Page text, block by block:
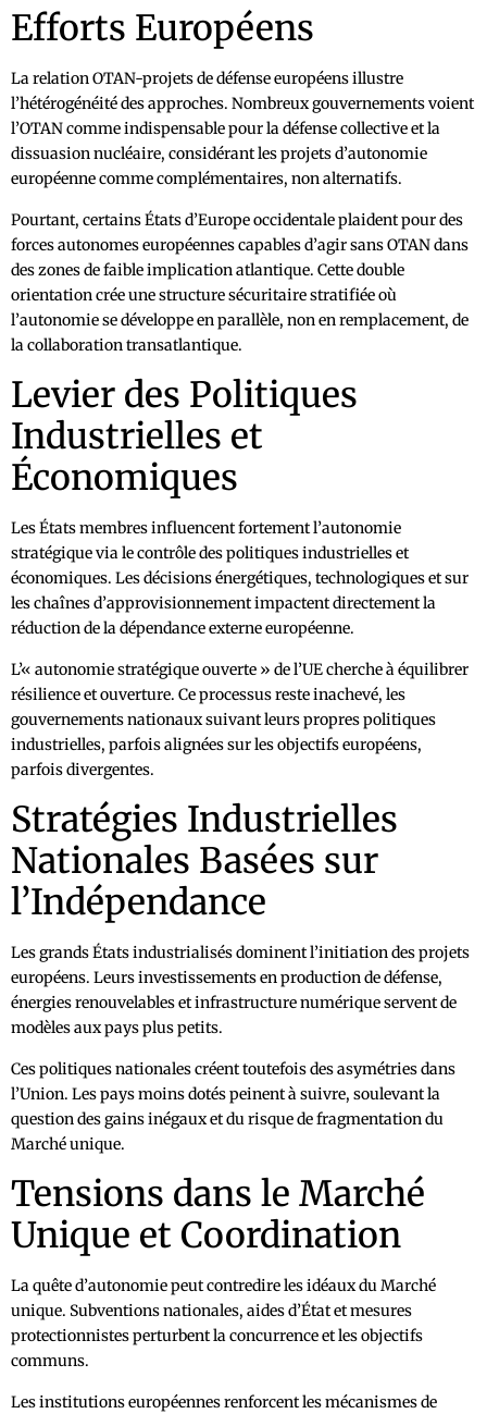
Efforts Européens
La relation OTAN-projets de défense européens illustre
l’hétérogénéité des approches. Nombreux gouvernements voient
l’OTAN comme indispensable pour la défense collective et la
dissuasion nucléaire, considérant les projets d’autonomie
européenne comme complémentaires, non alternatifs.
Pourtant, certains États d’Europe occidentale plaident pour des
forces autonomes européennes capables d’agir sans OTAN dans
des zones de faible implication atlantique. Cette double
orientation crée une structure sécuritaire stratifiée où
l’autonomie se développe en parallèle, non en remplacement, de
la collaboration transatlantique.
Levier des Politiques
Industrielles et
Économiques
Les États membres influencent fortement l’autonomie
stratégique via le contrôle des politiques industrielles et
économiques. Les décisions énergétiques, technologiques et sur
les chaînes d’approvisionnement impactent directement la
réduction de la dépendance externe européenne.
L’« autonomie stratégique ouverte » de l’UE cherche à équilibrer
résilience et ouverture. Ce processus reste inachevé, les
gouvernements nationaux suivant leurs propres politiques
industrielles, parfois alignées sur les objectifs européens,
parfois divergentes.
Stratégies Industrielles
Nationales Basées sur
l’Indépendance
Les grands États industrialisés dominent l’initiation des projets
européens. Leurs investissements en production de défense,
énergies renouvelables et infrastructure numérique servent de
modèles aux pays plus petits.
Ces politiques nationales créent toutefois des asymétries dans
l’Union. Les pays moins dotés peinent à suivre, soulevant la
question des gains inégaux et du risque de fragmentation du
Marché unique.
Tensions dans le Marché
Unique et Coordination
La quête d’autonomie peut contredire les idéaux du Marché
unique. Subventions nationales, aides d’État et mesures
protectionnistes perturbent la concurrence et les objectifs
communs.
Les institutions européennes renforcent les mécanismes de